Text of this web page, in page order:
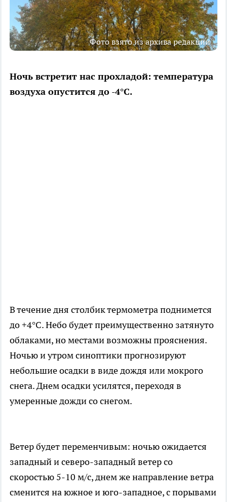
Фото взято из архива редакции
Ночь встретит нас прохладой: температура
воздуха опустится до -4°C.
В течение дня столбик термометра поднимется
до +4°C. Небо будет преимущественно затянуто
облаками, но местами возможны прояснения.
Ночью и утром синоптики прогнозируют
небольшие осадки в виде дождя или мокрого
снега. Днем осадки усилятся, переходя в
умеренные дожди со снегом.
Ветер будет переменчивым: ночью ожидается
западный и северо-западный ветер со
скоростью 5-10 м/с, днем же направление ветра
сменится на южное и юго-западное, с порывами